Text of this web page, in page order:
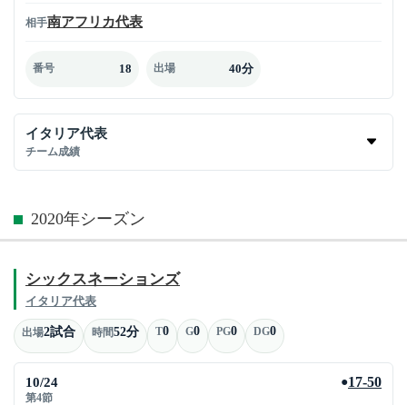
相手南アフリカ代表
番号 18 出場 40分
イタリア代表
チーム成績
2020年シーズン
シックスネーションズ
イタリア代表
出場2試合 時間52分 T0 G0 PG0 DG0
10/24
第4節
●17-50